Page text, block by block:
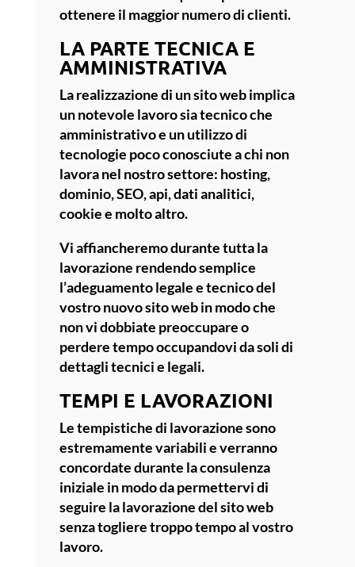
ottenere il maggior numero di clienti.
LA PARTE TECNICA E
AMMINISTRATIVA
La realizzazione di un sito web implica
un notevole lavoro sia tecnico che
amministrativo e un utilizzo di
tecnologie poco conosciute a chi non
lavora nel nostro settore: hosting,
dominio, SEO, api, dati analitici,
cookie e molto altro.
Vi affiancheremo durante tutta la
lavorazione rendendo semplice
l’adeguamento legale e tecnicodel
vostro nuovo sito web in modo che
non vi dobbiate preoccupare o
perdere tempo occupandovi da soli di
dettagli tecnici e legali.
TEMPI E LAVORAZIONI
Le tempistiche di lavorazione sono
estremamente variabili e verranno
concordate durante la consulenza
iniziale in modo da permettervi di
seguire la lavorazione del sito web
senza togliere troppo tempo al vostro
lavoro.